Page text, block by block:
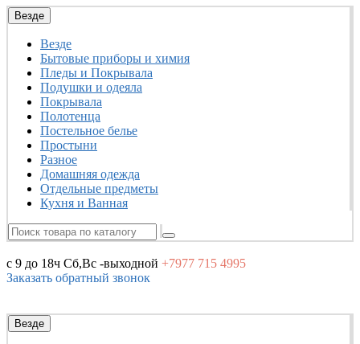
Везде
Везде
Бытовые приборы и химия
Пледы и Покрывала
Подушки и одеяла
Покрывала
Полотенца
Постельное белье
Простыни
Разное
Домашняя одежда
Отдельные предметы
Кухня и Ванная
с 9 до 18ч Сб,Вс -выходной +7977 715 4995
Заказать обратный звонок
Везде